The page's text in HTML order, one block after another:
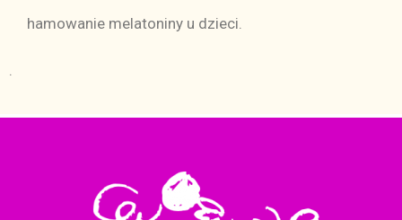
hamowanie melatoniny u dzieci.
.